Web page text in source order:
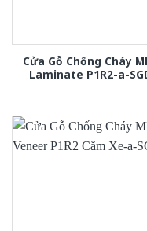
Cửa Gỗ Chống Cháy
Laminate P1R2-a-